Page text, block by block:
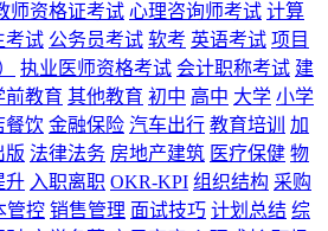
师资格证考试 心理咨询师考试 计算
考试 公务员考试 软考 英语考试 项目
执业医师资格考试 会计职称考试 建
前教育 其他教育 初中 高中 大学 小学
餐饮 金融保险 汽车出行 教育培训
加
版 法律法务 房地产建筑 医疗保健 物
升 入职离职 OKR-KPI 组织结构 采购
管控 销售管理 面试技巧 计划总结 综